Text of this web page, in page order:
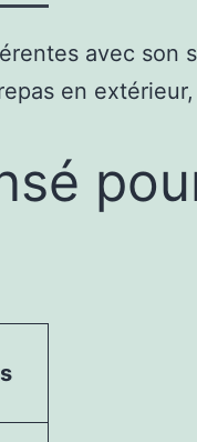
avec son
en extérieur,